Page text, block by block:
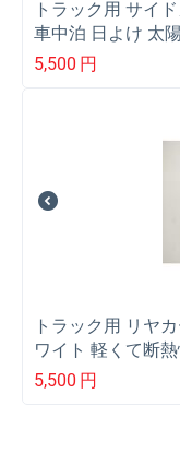
トラック用 サイ
車中泊 日よけ 太
5,500 円
トラック用 リヤ
ワイト 軽くて断
5,500 円